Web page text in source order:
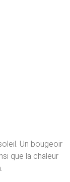
Un bougeoir
que la chaleur